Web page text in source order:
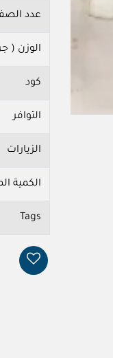
عدد
الوزن (
كود
التوافر
الزيارات
الكمية
Tags